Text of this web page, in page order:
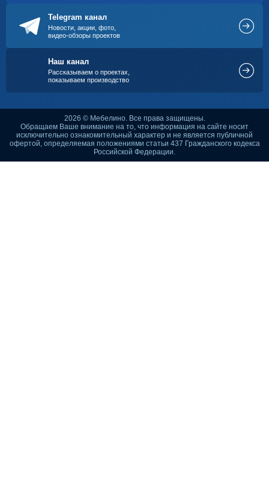
Telegram канал
Новости, акции, фото,
видео-обзоры проектов
Наш канал
Рассказываем о проектах,
показываем производство
2026 © Мебелино. Все права защищены.
Обращаем Ваше внимание на то, что информация на сайте носит
исключительно ознакомительный характер и не является публичной
офертой, определяемая положениями статьи 437 Гражданского кодекса
Российской Федерации.